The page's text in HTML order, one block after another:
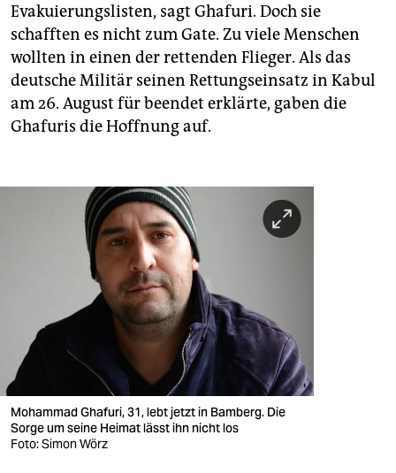
Evakuierungslisten, sagt Ghafuri. Doch sie
schafften es nicht zum Gate. Zu viele Menschen
wollten in einen der rettenden Flieger. Als das
deutsche Militär seinen Rettungseinsatz in Kabul
am 26. August für beendet erklärte, gaben die
Ghafuris die Hoffnung auf.
Mohammad Ghafuri, 31, lebt jetzt in Bamberg. Die
Sorge um seine Heimat lässt ihn nicht los
Foto: Simon Wörz